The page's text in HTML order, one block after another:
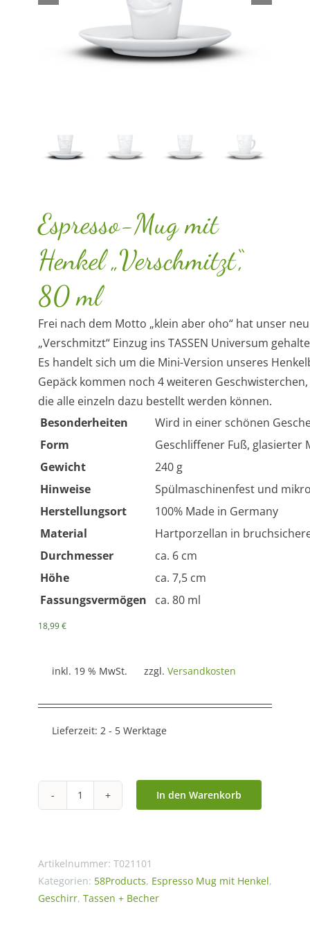
Espresso-Mug mit
Henkel „Verschmitzt“,
80 ml
Frei nach dem Motto „klein aber oho“ hat unser
„Verschmitzt“ Einzug ins TASSEN Universum
Es handelt sich um die Mini-Version unseres
Gepäck kommen noch 4 weiteren Geschwisterchen,
die alle einzeln dazu bestellt werden können.
Besonderheiten
Wird in einer schönen
Form
Geschliffener Fuß, glasierter
Gewicht
240 g
Hinweise
Spülmaschinenfest und
Herstellungsort
100% Made in Germany
Material
Hartporzellan in
Durchmesser
ca. 6 cm
Höhe
ca. 7,5 cm
Fassungsvermögen
ca. 80 ml
18,99€
inkl. 19 % MwSt. zzgl. Versandkosten
Lieferzeit: 2 - 5 Werktage
Espresso-
Henkel
"Verschmitzt",
80
In den Warenkorb
Artikelnummer: T021101
Kategorien: 58Products, Espresso Mug mit Henkel,
Geschirr, Tassen + Becher